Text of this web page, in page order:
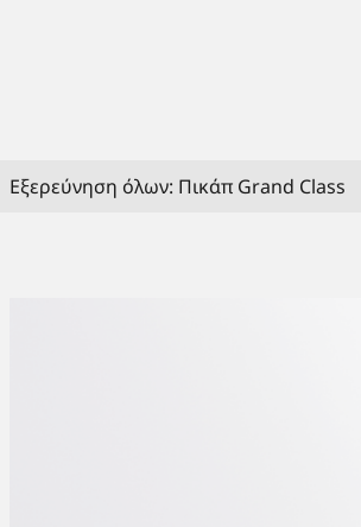
Εξερεύνηση όλων: Πικάπ Grand Class